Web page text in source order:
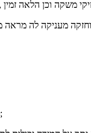
1> פונקציית שכיבה חשמלית;